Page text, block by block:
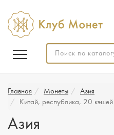
Главная Монеты
Азия
Китай, республика, 20
Азия